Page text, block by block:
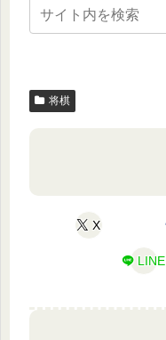
将棋
X
LINE